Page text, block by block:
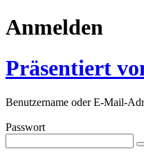
Anmelden
Präsentiert
Benutzername oder E-Mail-
Passwort